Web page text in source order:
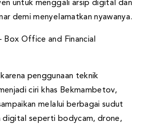
untuk menggali arsip digital dan
demi menyelamatkan nyawanya.
penggunaan teknik
ciri khas Bekmambetov,
melalui berbagai sudut
digital seperti bodycam, drone,